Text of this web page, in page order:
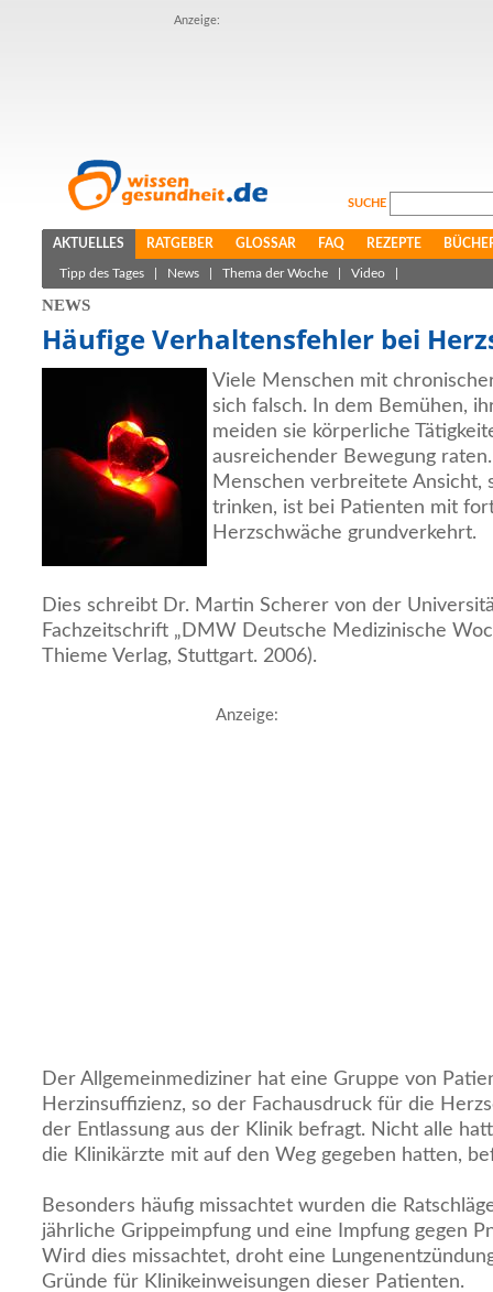
Anzeige:
SUCHE
AKTUELLES RATGEBER GLOSSAR FAQ REZEPTE
Tipp des Tages News Thema der Woche Video
NEWS
Häufige Verhaltensfehler bei
Viele Menschen mit
sich falsch. In dem Bemühen,
meiden sie körperliche
ausreichender Bewegung
Menschen verbreitete Ansicht,
trinken, ist bei Patienten mit
Herzschwäche grundverkehrt.
Dies schreibt Dr. Martin Scherer von der
Fachzeitschrift „DMW Deutsche Medizinische
Thieme Verlag, Stuttgart. 2006).
Anzeige:
Der Allgemeinmediziner hat eine Gruppe von
Herzinsuffizienz, so der Fachausdruck für die
der Entlassung aus der Klinik befragt. Nicht alle
die Klinikärzte mit auf den Weg gegeben hatten,
Besonders häufig missachtet wurden die
jährliche Grippeimpfung und eine Impfung gegen
Wird dies missachtet, droht eine
Gründe für Klinikeinweisungen dieser Patienten.